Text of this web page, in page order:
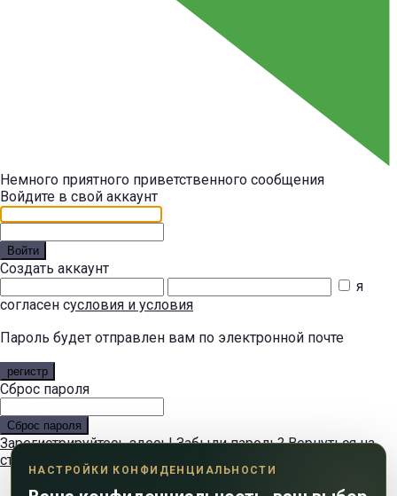
НАСТРОЙКИ КОНФИДЕНЦИАЛЬНОСТИ
Немного приятного приветственного сообщения
Войдите в свой аккаунт
Войти
Создать аккаунт
я
согласен сусловия и условия
Пароль будет отправлен вам по электронной почте
регистр
Сброс пароля
Сброс пароля
Зарегистрируйтесь здесь! Забыли пароль? Вернуться на
страницу входа